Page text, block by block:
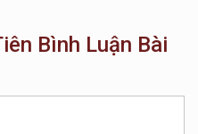
Bình Luận Bài